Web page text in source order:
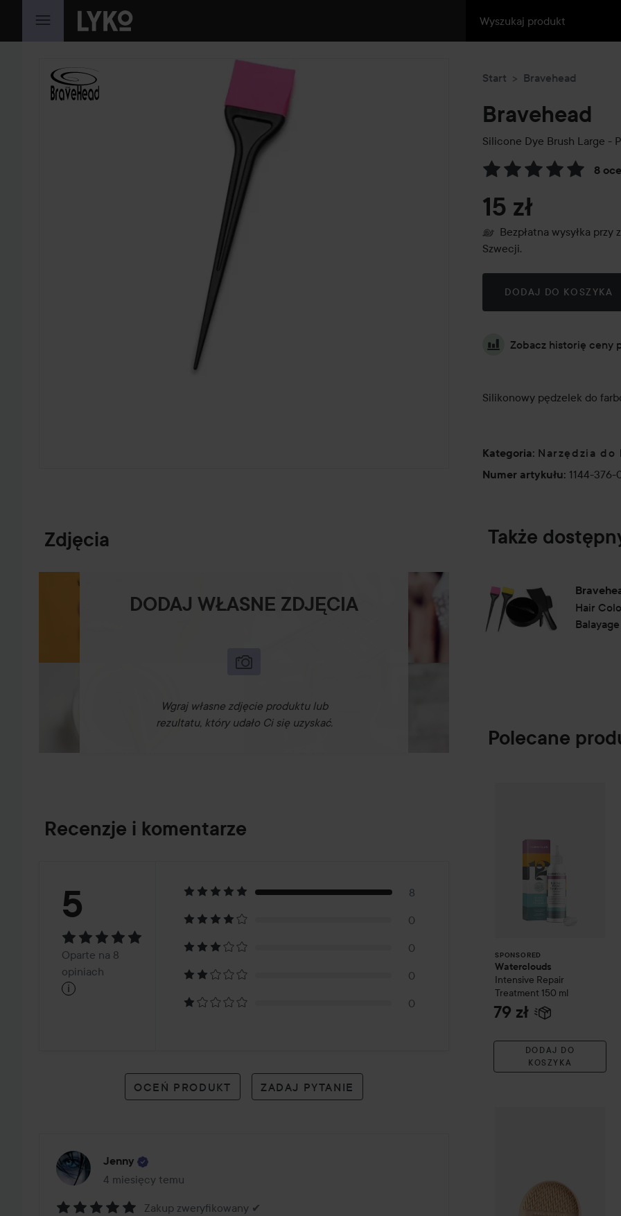
PRZEJDŹ DO TREŚCI
Zdjęcia
DODAJ WŁASNE ZDJĘCIA
Wgraj własne zdjęcie produktu lub
rezultatu, który udało Ci się uzyskać.
Recenzje i komentarze
Ocena:
5Oparte
na
opiniach
5
Oparte na 8
opiniach
i
8
0
0
0
0
OCEŃ PRODUKT ZADAJ PYTANIE
Jenny
4 miesięcy temu
Post został utworzony 4 miesięcy temu
Zakup zweryfikowany ✔
Start Bravehead
Bravehead
Silicone Dye Brush Large -
8
Przejdź do Recenzje i
15 zł
Bezpłatna wysyłka przy
Szwecji.
DODAJ DO KOSZYKA
Zobacz historię ceny
Silikonowy pędzelek do
Kategoria: Narzędzia do
Numer artykułu: 1144-
Także
Hair
Balayage
Polecane
SPONSORED
Waterclouds
Intensive Repair
Treatment 150 ml
79 zł
DODAJ DO
KOSZYKA